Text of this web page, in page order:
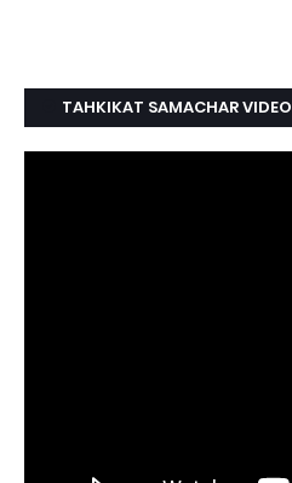
TAHKIKAT SAMACHAR VIDEO